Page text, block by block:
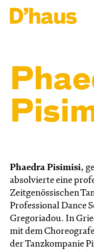
Phaedra Pisimisi,
absolvierte eine
Zeitgenössischen
Professional Dance
Gregoriadou. In
mit dem
der Tanzkompanie